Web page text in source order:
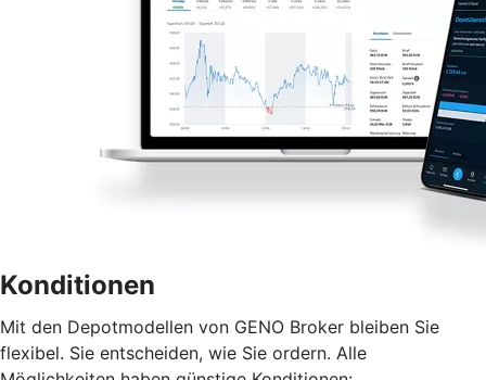
Konditionen
Mit den Depotmodellen von GENO Broker bleiben Sie
flexibel. Sie entscheiden, wie Sie ordern. Alle